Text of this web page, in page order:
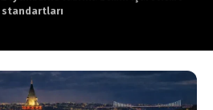
standartları